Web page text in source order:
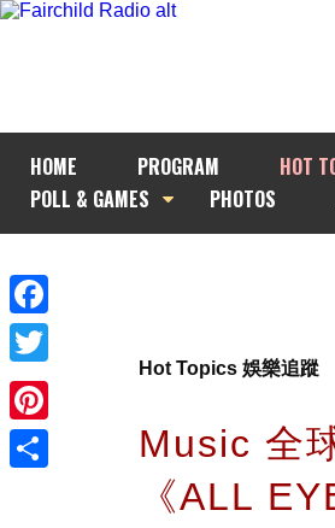
HOME PROGRAM HOT
POLL & GAMES
PHOTOS
Facebook
Twitter
Pinterest
Hot Topics 娛樂追蹤
Music 全
《ALL